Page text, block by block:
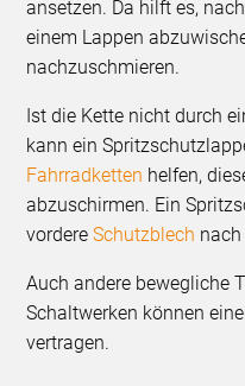
ansetzen. Da hilft es,
einem Lappen
nachzuschmieren.
Ist die Kette nicht durch
kann ein
Fahrradketten helfen,
abzuschirmen. Ein
vordereSchutzblech
Auch andere bewegliche
Schaltwerken können
vertragen.